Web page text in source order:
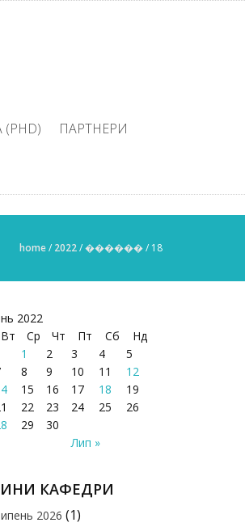
ПАРТНЕРИ
home/ 2022/������/ 18
2022
Вт Ср Чт Пт Сб Нд
Лип »
1 2 3 4
5
8 9 10 11
12
15 16 17 18
19
22 23 24 25
26
29 30
КАФЕДРИ
2026 (1)